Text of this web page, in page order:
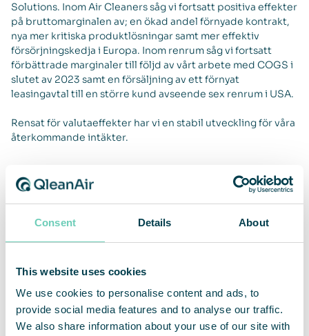
Consent Details About
This website uses cookies
We use cookies to personalise content and ads, to
provide social media features and to analyse our traffic.
We also share information about your use of our site with
Solutions. Inom Air Cleaners såg vi fortsatt positiva effekter
på bruttomarginalen av; en ökad andel förnyade kontrakt,
nya mer kritiska produktlösningar samt mer effektiv
försörjningskedja i Europa. Inom renrum såg vi fortsatt
förbättrade marginaler till följd av vårt arbete med COGS i
slutet av 2023 samt en försäljning av ett förnyat
leasingavtal till en större kund avseende sex renrum i USA.
Rensat för valutaeffekter har vi en stabil utveckling för våra
återkommande intäkter.
Nischade produkter för industrin fortsätter att leverera
starkt
och utgjorde ca 20 % av antalet sålda enheter under Q4.
professionella miljöer. Vi fortsätter att utveckla lösningar
långsiktiga tillväxtagenda för produktportföljen.
Fortsatt starkt momentum i Japan och stark tillväxt inom